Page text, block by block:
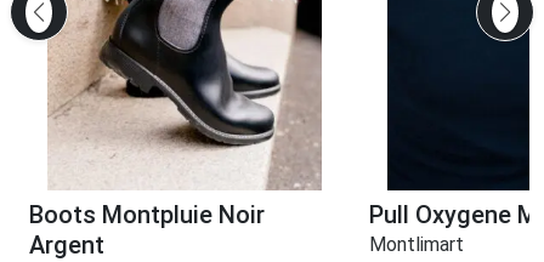
Boots Montpluie Noir
Argent
Pull Oxygene
Montlimart